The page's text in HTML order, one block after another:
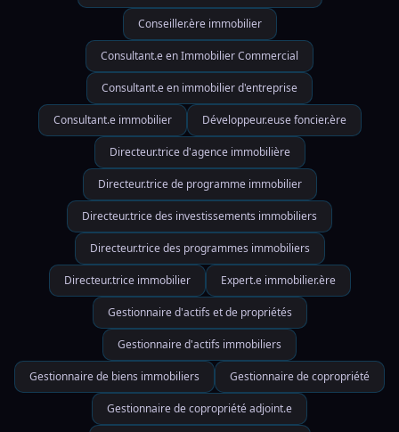
Conseiller.ère immobilier
Consultant.e en Immobilier Commercial
Consultant.e en immobilier d'entreprise
Consultant.e immobilier Développeur.euse foncier.ère
Directeur.trice d'agence immobilière
Directeur.trice de programme immobilier
Directeur.trice des investissements immobiliers
Directeur.trice des programmes immobiliers
Directeur.trice immobilier Expert.e immobilier.ère
Gestionnaire d'actifs et de propriétés
Gestionnaire d'actifs immobiliers
Gestionnaire de biens immobiliers Gestionnaire de copropriété
Gestionnaire de copropriété adjoint.e